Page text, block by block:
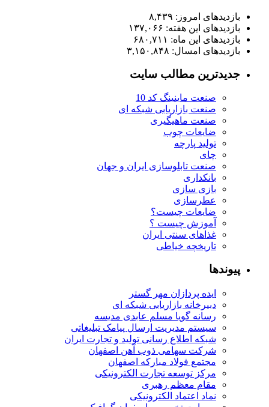
بازدیدهای امروز: ۸,۴۳۹
بازدیدهای این هفته: ۱۳۷,۰۶۶
بازدیدهای این ماه: ۶۸۰,۷۱۱
بازدیدهای امسال: ۳,۱۵۰,۸۴۸
جدیدترین مطالب سایت
صنعت ماینینگ کد 10
صنعت بازاریابی شبکه ای
صنعت ماهیگیری
ضایعات چوب
تولید پارچه
چای
صنعت تابلوسازی ایران و جهان
بانکداری
بازی سازی
عطرسازی
ضایعات چیست؟
آموزش چیست ؟
غذاهای سنتی ایران
تاریخچه خیاطی
پیوندها
ایده پردازان مهر گستر
دبیرخانه بازاریابی شبکه ای
رسانه گویا مسلم عابدی مدیسه
سیستم مدیریت ارسال پیامک تبلیغاتی
شبکه اطلاع رسانی تولید و تجارت ایران
شرکت سهامی ذوب آهن اصفهان
مجتمع فولاد مبارکه اصفهان
مرکز توسعه تجارت الکترونیکی
مقام معظم رهبری
نماد اعتماد الکترونیکی